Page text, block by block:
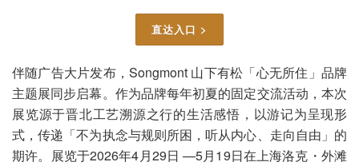
直达入口 >
伴随广告大片发布，Songmont 山下有松「心无所住」品牌
主题展同步启幕。作为品牌每年初夏的固定交流活动，本次
展览源于晋北工艺溯源之行的生活感悟，以游记为呈现形
式，传递「不为执念与规则所困，听从内心、走向自由」的
期许。展览于2026年4月29日 —5月19日在上海洛克・外滩